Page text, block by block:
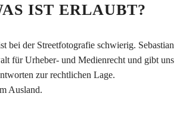
IST ERLAUBT?
bei der Streetfotografie schwierig. Sebastian
für Urheber- und Medienrecht und gibt uns
zur rechtlichen Lage.
Ausland.